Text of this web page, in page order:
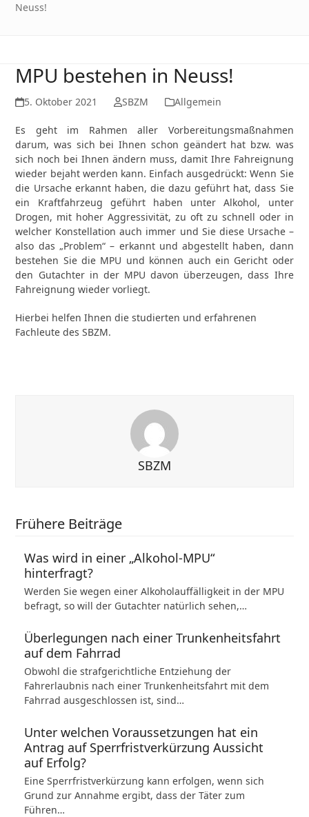
Neuss!
MPU bestehen in Neuss!
5. Oktober 2021 SBZM Allgemein
Es geht im Rahmen aller Vorbereitungsmaßnahmen
darum, was sich bei Ihnen schon geändert hat bzw. was
sich noch bei Ihnen ändern muss, damit Ihre Fahreignung
wieder bejaht werden kann. Einfach ausgedrückt: Wenn Sie
die Ursache erkannt haben, die dazu geführt hat, dass Sie
ein Kraftfahrzeug geführt haben unter Alkohol, unter
Drogen, mit hoher Aggressivität, zu oft zu schnell oder in
welcher Konstellation auch immer und Sie diese Ursache –
also das „Problem“ – erkannt und abgestellt haben, dann
bestehen Sie die MPU und können auch ein Gericht oder
den Gutachter in der MPU davon überzeugen, dass Ihre
Fahreignung wieder vorliegt.
Hierbei helfen Ihnen die studierten und erfahrenen
Fachleute des SBZM.
SBZM
Frühere Beiträge
Was wird in einer „Alkohol-MPU“
hinterfragt?
Werden Sie wegen einer Alkoholauffälligkeit in der MPU
befragt, so will der Gutachter natürlich sehen,…
Überlegungen nach einer Trunkenheitsfahrt
auf dem Fahrrad
Obwohl die strafgerichtliche Entziehung der
Fahrerlaubnis nach einer Trunkenheitsfahrt mit dem
Fahrrad ausgeschlossen ist, sind…
Unter welchen Voraussetzungen hat ein
Antrag auf Sperrfristverkürzung Aussicht
auf Erfolg?
Eine Sperrfristverkürzung kann erfolgen, wenn sich
Grund zur Annahme ergibt, dass der Täter zum
Führen…